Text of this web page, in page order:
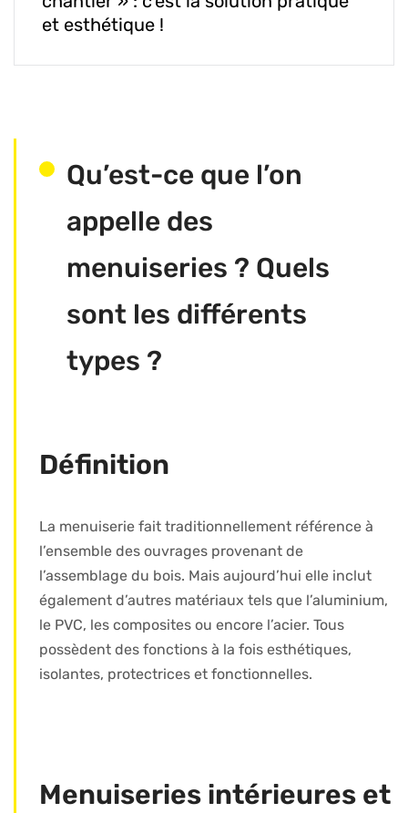
et esthétique !
Qu’est-ce que l’on
appelle des
menuiseries ? Quels
sont les différents
types ?
Définition
La menuiserie fait traditionnellement référence à
l’ensemble des ouvrages provenant de
l’assemblage du bois. Mais aujourd’hui elle inclut
également d’autres matériaux tels que l’aluminium,
le PVC, les composites ou encore l’acier. Tous
possèdent des fonctions à la fois esthétiques,
isolantes, protectrices et fonctionnelles.
Menuiseries intérieures et